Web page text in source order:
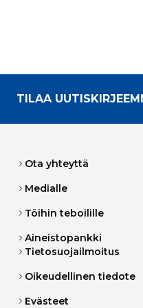
TILAA
Ota yhteyttä
Medialle
Töihin teboilille
Aineistopankki
Tietosuojailmoitus
Oikeudellinen tiedote
Evästeet